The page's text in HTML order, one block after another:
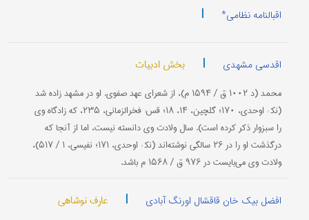
اقبالنامه نظامی* |
اقدسی مشهدی | بخش ادبیات
محمد (د ۱۰۰۲ ق / ۱۵۹۴ م)، از شعرای عهد صفوی. او در مشهد زاده شد
(نك‍ : اوحدی، ۱۷۰؛ گلچین، ۱۴، ۱۸؛ قس: فخرالزمانی، ۲۳۵، كه زادگاه وی
را سبزوار ذكر كرده است). سال ولادت وی دانسته نیست، اما از آنجا كه
درگذشت او را در ۲۶ سالگی نوشته‌اند (نك‍ : اوحدی، ۱۷۱؛ نفیسی، ۱ / ۵۱۷)،
ولادت وی می‌بایست در ۹۷۶ ق / ۱۵۶۸ م باشد.
افضل بیک خان قاقشال اورنگ آبادی | عارف نوشاهی